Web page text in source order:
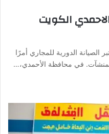
الكويت
الدورية للمجاري أمرًا
في محافظة الأحمدي،…